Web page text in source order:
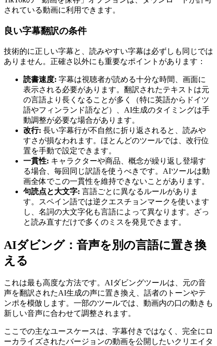
されている動画に利用できます。
良い字幕翻訳の条件
技術的に正しい字幕と、読みやすい字幕は必ずしも同じでは
ありません。正確さ以外にも重要なポイントがあります：
読書速度: 字幕は視聴者が読める十分な時間、画面に
表示される必要があります。翻訳されたテキストは元
の言語より長くなることが多く（特に英語からドイツ
語やフィンランド語など）、AI生成のタイミングは手
動調整が必要な場合があります。
改行: 長い字幕行が不自然に折り返されると、読みや
すさが損なわれます。ほとんどのツールでは、改行位
置を手動で設定できます。
一貫性: キャラクターや商品、概念が繰り返し登場す
る場合、毎回同じ訳語を使うべきです。AIツールは動
画全体でこの一貫性を維持できないことがあります。
句読点と大文字: 言語ごとに異なるルールがありま
す。スペイン語では逆クエスチョンマークを使います
し、名詞の大文字化も言語によって異なります。ざっ
と読み直すだけで多くのミスを発見できます。
AIダビング：音声を別の言語に置き換
える
これは最も高度な方法です。AIダビングツールは、元の音
声を翻訳されたAI生成の声に置き換え、話者のトーンやテ
ンポを模倣します。一部のツールでは、動画内の口の動きも
新しい音声に合わせて調整されます。
ここでの主なユースケースは、字幕付きではなく、完全にロ
ーカライズされたバージョンの動画を公開したいクリエイタ